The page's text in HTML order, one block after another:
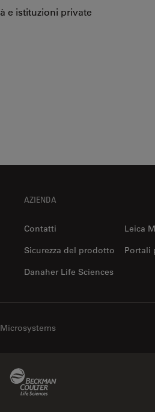
e istituzioni private
AZIENDA
Contatti
Leica
Sicurezza del prodotto
Portali
Danaher Life Sciences